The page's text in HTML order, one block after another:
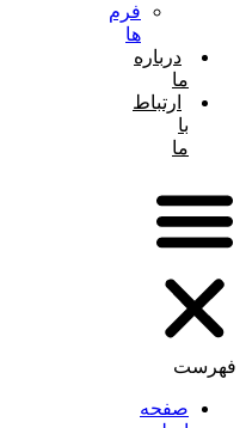
فرم
ها
درباره
ما
ارتباط
با
ما
فهرست
صفحه